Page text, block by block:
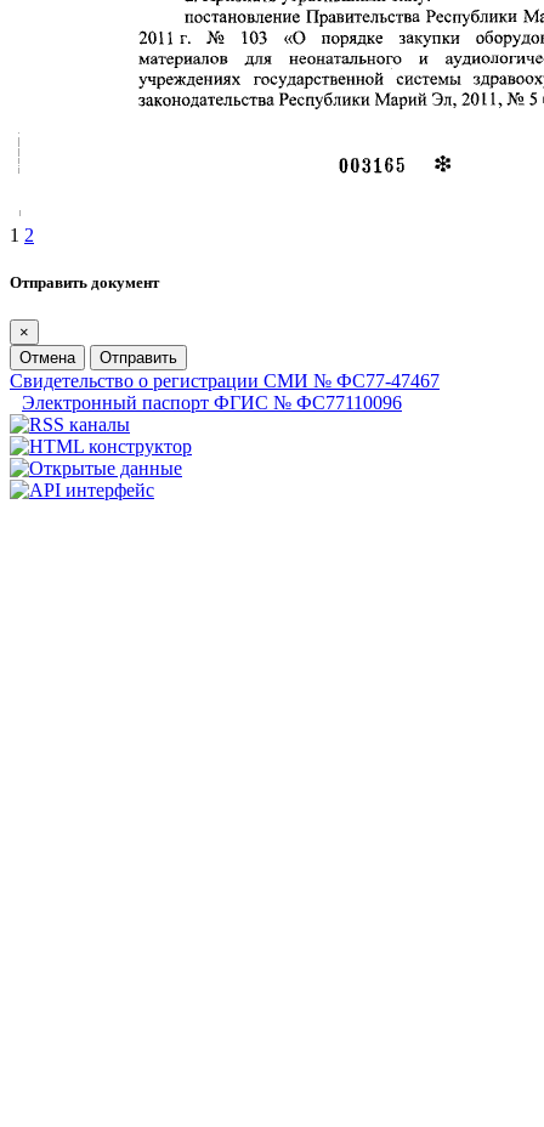
1 2
Отправить документ
×
Отмена
Отправить
Свидетельство о регистрации СМИ № ФС77-47467
Электронный паспорт ФГИС № ФС77110096